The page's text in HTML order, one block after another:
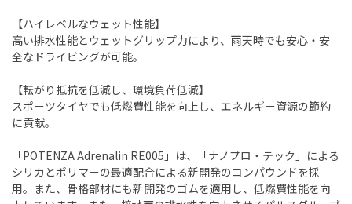
【ハイレベルなウェット性能】
高い排水性能とウェットグリップ力により、雨天時でも安心・安
全なドライビングが可能。
【転がり抵抗を低減し、環境負荷低減】
スポーツタイヤでも低燃費性能を向上し、エネルギー資源の節約
に貢献。
「POTENZA Adrenalin RE005」は、「ナノプロ・テック」による
シリカとポリマーの最適配合による新開発のコンパウンドを採
用。また、骨格部材にも新開発のゴムを適用し、低燃費性能を向